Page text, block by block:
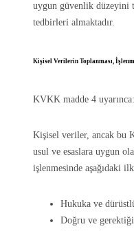
uygun güvenlik düzeyini
tedbirleri almaktadır.
Kişisel Verilerin Toplanması,
KVKK madde 4 uyarınca:
Kişisel veriler, ancak bu
usul ve esaslara uygun
işlenmesinde aşağıdaki
Hukuka ve
Doğru ve